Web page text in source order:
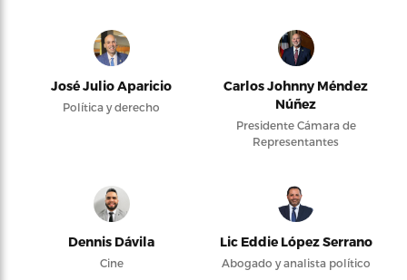
José Julio Aparicio
Política y derecho
Carlos Johnny Méndez
Núñez
Presidente Cámara de
Representantes
Dennis Dávila
Cine
Lic Eddie López Serrano
Abogado y analista político